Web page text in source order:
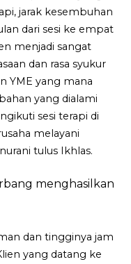
jarak kesembuhan
dari sesi ke empat
menjadi sangat
dan rasa syukur
YME yang mana
yang dialami
sesi terapi di
melayani
tulus Ikhlas.
menghasilkan
dan tingginya jam
yang datang ke